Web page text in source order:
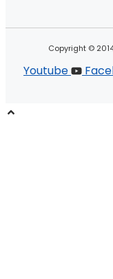
Copyright ©
Youtube